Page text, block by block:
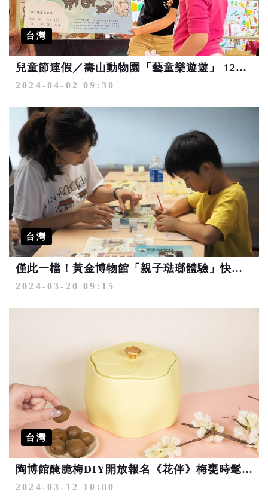
台灣
兒童節連假／壽山動物園「藝童樂遊遊」 12歲以下免費入園
2024-04-02 09:30
台灣
僅此一檔！黃金博物館「親子琺瑯體驗」快來成為一日工藝師
2024-03-20 09:15
台灣
陶博館醃脆梅DIY開放報名《花伴》梅甕時髦可愛超吸睛
2024-03-12 10:00